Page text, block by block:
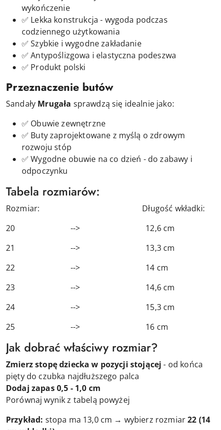
wykończenie
✅ Lekka konstrukcja - wygoda podczas
codziennego użytkowania
✅ Szybkie i wygodne zakładanie
✅ Antypoślizgowa i elastyczna podeszwa
✅ Produkt polski
Przeznaczenie butów
Sandały Mrugała sprawdzą się idealnie jako:
✅ Obuwie zewnętrzne
✅ Butyzaprojektowane z myślą o zdrowym
rozwoju stóp
✅ Wygodne obuwie na co dzień - do zabawy i
odpoczynku
Tabela rozmiarów:
Rozmiar: Długość wkładki:
20 --> 12,6 cm
21 --> 13,3 cm
22 --> 14 cm
23 --> 14,6 cm
24 --> 15,3 cm
25 --> 16 cm
Jak dobrać właściwy rozmiar?
Zmierz stopę dziecka w pozycji stojącej - od końca
pięty do czubka najdłuższego palca
Dodaj zapas 0,5 - 1,0 cm
Porównaj wynik z tabelą powyżej
Przykład: stopa ma 13,0 cm → wybierz rozmiar22 (14